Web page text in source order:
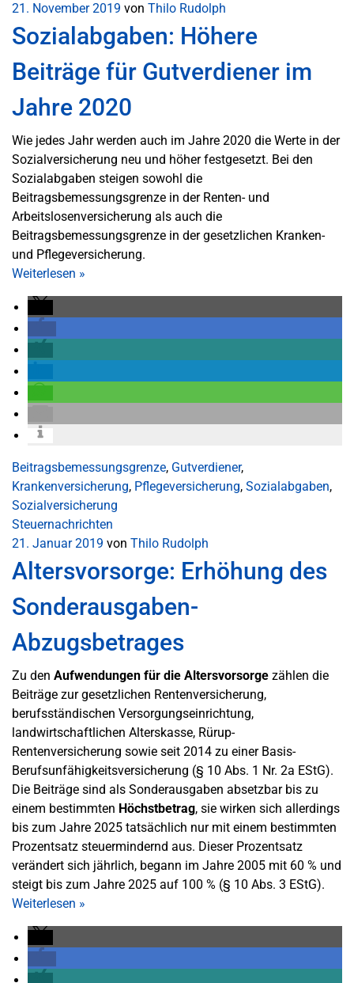
21. November 2019 von Thilo Rudolph
Sozialabgaben: Höhere
Beiträge für Gutverdiener im
Jahre 2020
Wie jedes Jahr werden auch im Jahre 2020 die Werte in der
Sozialversicherung neu und höher festgesetzt. Bei den
Sozialabgaben steigen sowohl die
Beitragsbemessungsgrenze in der Renten- und
Arbeitslosenversicherung als auch die
Beitragsbemessungsgrenze in der gesetzlichen Kranken-
und Pflegeversicherung.
Weiterlesen »
Beitragsbemessungsgrenze, Gutverdiener,
Krankenversicherung, Pflegeversicherung, Sozialabgaben,
Sozialversicherung
Steuernachrichten
21. Januar 2019 von Thilo Rudolph
Altersvorsorge: Erhöhung des
Sonderausgaben-
Abzugsbetrages
Zu den Aufwendungen für die Altersvorsorge zählen die
Beiträge zur gesetzlichen Rentenversicherung,
berufsständischen Versorgungseinrichtung,
landwirtschaftlichen Alterskasse, Rürup-
Rentenversicherung sowie seit 2014 zu einer Basis-
Berufsunfähigkeitsversicherung (§ 10 Abs. 1 Nr. 2a EStG).
Die Beiträge sind als Sonderausgaben absetzbar bis zu
einem bestimmten Höchstbetrag, sie wirken sich allerdings
bis zum Jahre 2025 tatsächlich nur mit einem bestimmten
Prozentsatz steuermindernd aus. Dieser Prozentsatz
verändert sich jährlich, begann im Jahre 2005 mit 60 % und
steigt bis zum Jahre 2025 auf 100 % (§ 10 Abs. 3 EStG).
Weiterlesen »